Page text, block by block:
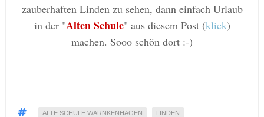
zauberhaften Linden zu sehen, dann einfach Urlaub
in der "Alten Schule" aus diesem Post (klick)
machen. Sooo schön dort :-)
ALTE SCHULE WARNKENHAGEN
LINDEN